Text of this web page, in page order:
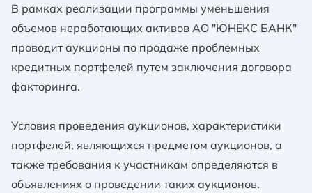
В рамках реализации программы уменьшения
объемов неработающих активов АО "ЮНЕКС БАНК"
проводит аукционы по продаже проблемных
кредитных портфелей путем заключения договора
факторинга.
Условия проведения аукционов, характеристики
портфелей, являющихся предметом аукционов, а
также требования к участникам определяются в
объявлениях о проведении таких аукционов.